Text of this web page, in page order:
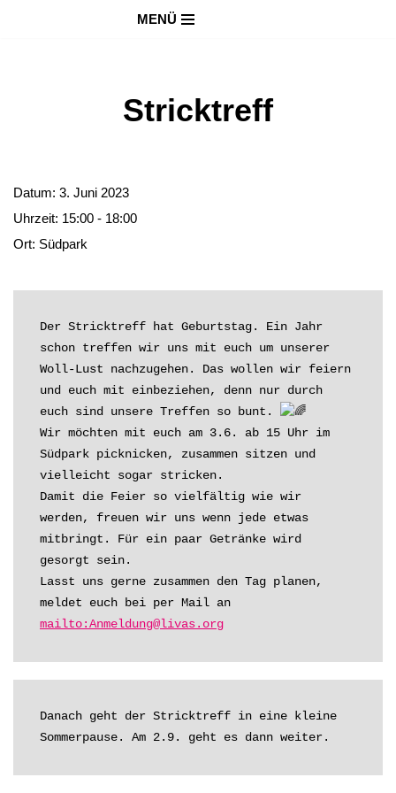
MENÜ
Stricktreff
Datum: 3. Juni 2023
Uhrzeit: 15:00 - 18:00
Ort: Südpark
Der Stricktreff hat Geburtstag. Ein Jahr
schon treffen wir uns mit euch um unserer
Woll-Lust nachzugehen. Das wollen wir feiern
und euch mit einbeziehen, denn nur durch
euch sind unsere Treffen so bunt.
Wir möchten mit euch am 3.6. ab 15 Uhr im
Südpark picknicken, zusammen sitzen und
vielleicht sogar stricken.
Damit die Feier so vielfältig wie wir
werden, freuen wir uns wenn jede etwas
mitbringt. Für ein paar Getränke wird
gesorgt sein.
Lasst uns gerne zusammen den Tag planen,
mailto:Anmeldung@livas.org
Danach geht der Stricktreff in eine kleine
Sommerpause. Am 2.9. geht es dann weiter.